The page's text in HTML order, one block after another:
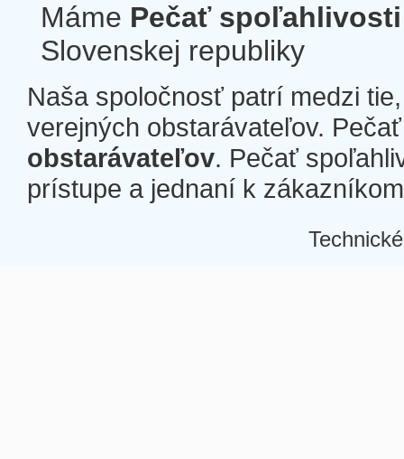
Máme Pečať spoľahlivosti
Slovenskej republiky
Naša spoločnosť patrí medzi
verejných obstarávateľov.
obstarávateľov. Pečať
prístupe a jednaní k